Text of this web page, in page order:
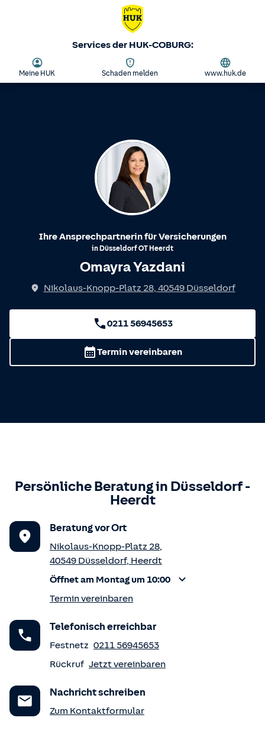
Services der HUK-COBURG:
Meine HUK Schaden melden www.huk.de
Ihre Ansprechpartnerin für Versicherungen
in DüsseldorfOT Heerdt
Omayra Yazdani
Nikolaus-Knopp-Platz 28, 40549 Düsseldorf
0211 56945653
Termin vereinbaren
Persönliche Beratung in Düsseldorf-
Heerdt
Beratung vor Ort
Nikolaus-Knopp-Platz 28,
40549 Düsseldorf, Heerdt
Öffnet am Montag um 10:00
Termin vereinbaren
Telefonisch erreichbar
Festnetz 0211 56945653
Rückruf Jetzt vereinbaren
Nachricht schreiben
Zum Kontaktformular